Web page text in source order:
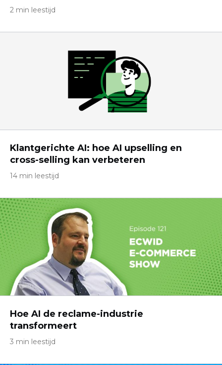
2 min leestijd
Klantgerichte AI: hoe AI upselling en
cross-selling kan verbeteren
14 min leestijd
Hoe AI de reclame-industrie
transformeert
3 min leestijd